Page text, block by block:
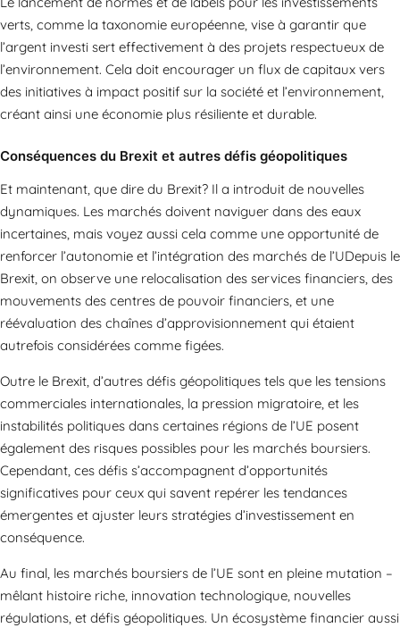
verts, comme la taxonomie européenne, vise à garantir que
l’argent investi sert effectivement à des projets respectueux de
l’environnement. Cela doit encourager un flux de capitaux vers
des initiatives à impact positif sur la société et l’environnement,
créant ainsi une économie plus résiliente et durable.
Conséquences du Brexit et autres défis géopolitiques
Et maintenant, que dire du Brexit? Il a introduit de nouvelles
dynamiques. Les marchés doivent naviguer dans des eaux
incertaines, mais voyez aussi cela comme une opportunité de
renforcer l’autonomie et l’intégration des marchés de l’UDepuis le
Brexit, on observe une relocalisation des services financiers, des
mouvements des centres de pouvoir financiers, et une
réévaluation des chaînes d’approvisionnement qui étaient
autrefois considérées comme figées.
Outre le Brexit, d’autres défis géopolitiques tels que les tensions
commerciales internationales, la pression migratoire, et les
instabilités politiques dans certaines régions de l’UE posent
également des risques possibles pour les marchés boursiers.
Cependant, ces défis s’accompagnent d’opportunités
significatives pour ceux qui savent repérer les tendances
émergentes et ajuster leurs stratégies d’investissement en
conséquence.
Au final, les marchés boursiers de l’UE sont en pleine mutation –
mêlant histoire riche, innovation technologique, nouvelles
régulations, et défis géopolitiques. Un écosystème financier aussi